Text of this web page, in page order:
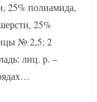
25% полиамида,
25%
№ 2,5; 2
лиц. р. –